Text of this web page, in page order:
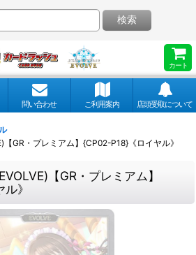
カート
検索
問い合わせ ご利用案内 店頭受取について
【GR・プレミアム】{CP02-P18}《ロイヤル》
【GR・プレミアム】
》